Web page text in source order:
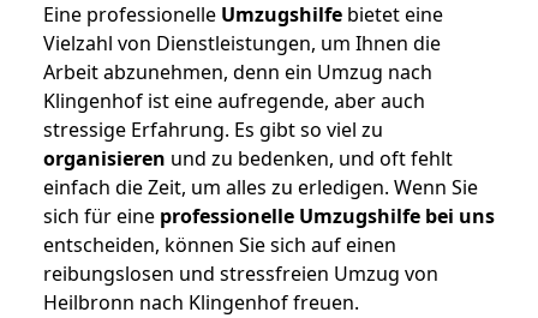
Eine professionelle Umzugshilfe bietet eine
Vielzahl von Dienstleistungen, um Ihnen die
Arbeit abzunehmen, denn ein Umzug nach
Klingenhof ist eine aufregende, aber auch
stressige Erfahrung. Es gibt so viel zu
organisieren und zu bedenken, und oft fehlt
einfach die Zeit, um alles zu erledigen. Wenn Sie
sich für eine professionelle Umzugshilfe bei uns
entscheiden, können Sie sich auf einen
reibungslosen und stressfreien Umzug von
Heilbronn nach Klingenhof freuen.